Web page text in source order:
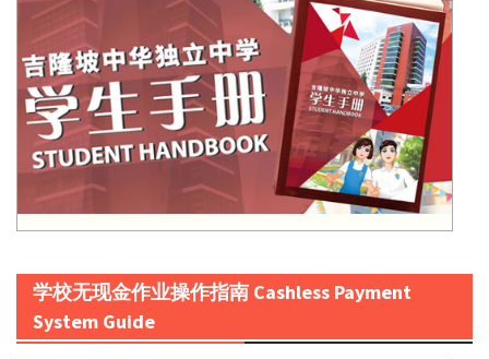
学校无现金作业操作指南 Cashless Payment
System Guide